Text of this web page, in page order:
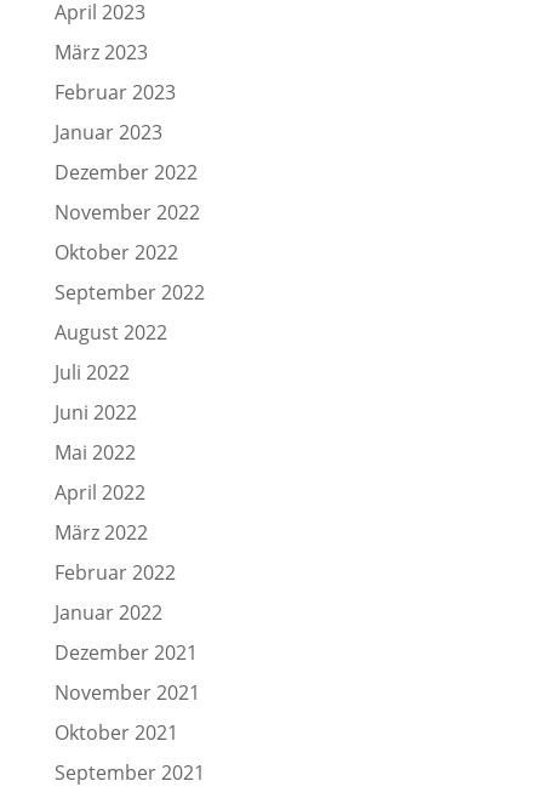
April 2023
März 2023
Februar 2023
Januar 2023
Dezember 2022
November 2022
Oktober 2022
September 2022
August 2022
Juli 2022
Juni 2022
Mai 2022
April 2022
März 2022
Februar 2022
Januar 2022
Dezember 2021
November 2021
Oktober 2021
September 2021